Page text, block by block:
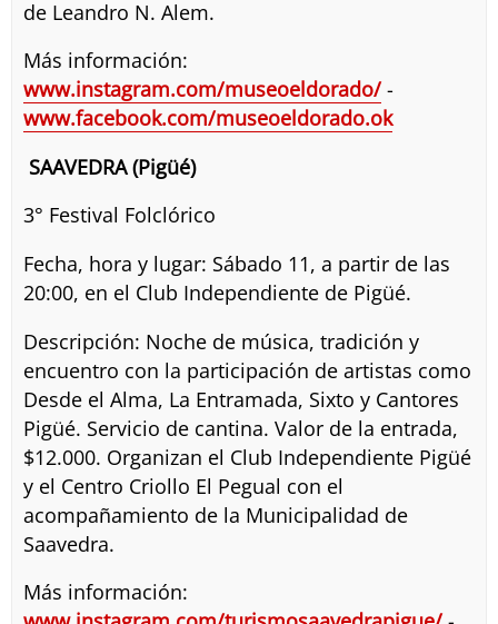
de Leandro N. Alem.
Más información:
www.instagram.com/museoeldorado/-
www.facebook.com/museoeldorado.ok
SAAVEDRA (Pigüé)
3° Festival Folclórico
Fecha, hora y lugar: Sábado 11, a partir de las
20:00, en el Club Independiente de Pigüé.
Descripción: Noche de música, tradición y
encuentro con la participación de artistas como
Desde el Alma, La Entramada, Sixto y Cantores
Pigüé. Servicio de cantina. Valor de la entrada,
$12.000. Organizan el Club Independiente Pigüé
y el Centro Criollo El Pegual con el
acompañamiento de la Municipalidad de
Saavedra.
Más información: